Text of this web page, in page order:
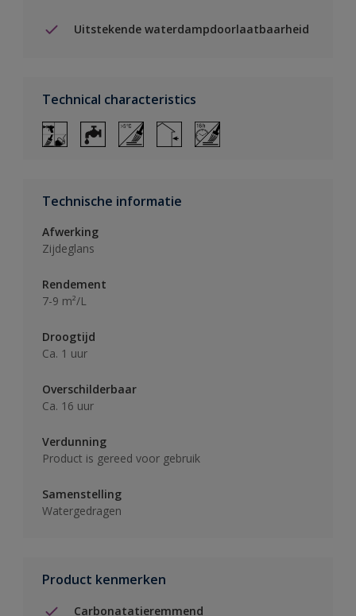
Uitstekende waterdampdoorlaatbaarheid
Technical characteristics
Technische informatie
Afwerking
Zijdeglans
Rendement
7-9 m²/L
Droogtijd
Ca. 1 uur
Overschilderbaar
Ca. 16 uur
Verdunning
Product is gereed voor gebruik
Samenstelling
Watergedragen
Product kenmerken
Carbonatatieremmend